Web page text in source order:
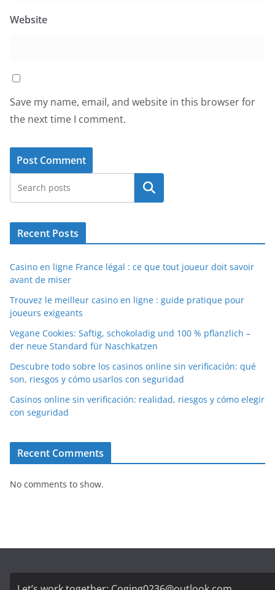
Website
Save my name, email, and website in this browser for
the next time I comment.
Search
Recent Posts
Casino en ligne France légal : ce que tout joueur doit savoir
avant de miser
Trouvez le meilleur casino en ligne : guide pratique pour
joueurs exigeants
Vegane Cookies: Saftig, schokoladig und 100 % pflanzlich –
der neue Standard für Naschkatzen
Descubre todo sobre los casinos online sin verificación: qué
son, riesgos y cómo usarlos con seguridad
Casinos online sin verificación: realidad, riesgos y cómo elegir
con seguridad
Recent Comments
No comments to show.